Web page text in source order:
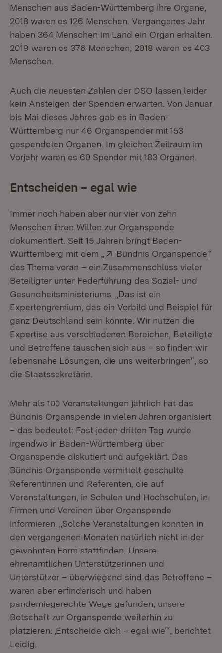
Menschen aus Baden-Württemberg ihre Organe,
2018 waren es 126 Menschen. Vergangenes Jahr
haben 364 Menschen im Land ein Organ erhalten.
2019 waren es 376 Menschen, 2018 waren es 403
Menschen.
Auch die neuesten Zahlen der DSO lassen leider
kein Ansteigen der Spenden erwarten. Von Januar
bis Mai dieses Jahres gab es in Baden-
Württemberg nur 46 Organspender mit 153
gespendeten Organen. Im gleichen Zeitraum im
Vorjahr waren es 60 Spender mit 183 Organen.
Entscheiden – egal wie
Immer noch haben aber nur vier von zehn
Menschen ihren Willen zur Organspende
dokumentiert. Seit 15 Jahren bringt Baden-
Württemberg mit dem „
Extern:
Bündnis Organspende“
das Thema voran – ein Zusammenschluss vieler
Beteiligter unter Federführung des Sozial- und
Gesundheitsministeriums. „Das ist ein
Expertengremium, das ein Vorbild und Beispiel für
ganz Deutschland sein könnte. Wir nutzen die
Expertise aus verschiedenen Bereichen, Beteiligte
und Betroffene tauschen sich aus – so finden wir
lebensnahe Lösungen, die uns weiterbringen“, so
die Staatssekretärin.
Mehr als 100 Veranstaltungen jährlich hat das
Bündnis Organspende in vielen Jahren organisiert
– das bedeutet: Fast jeden dritten Tag wurde
irgendwo in Baden-Württemberg über
Organspende diskutiert und aufgeklärt. Das
Bündnis Organspende vermittelt geschulte
Referentinnen und Referenten, die auf
Veranstaltungen, in Schulen und Hochschulen, in
Firmen und Vereinen über Organspende
informieren. „Solche Veranstaltungen konnten in
den vergangenen Monaten natürlich nicht in der
gewohnten Form stattfinden. Unsere
ehrenamtlichen Unterstützerinnen und
Unterstützer – überwiegend sind das Betroffene –
waren aber erfinderisch und haben
pandemiegerechte Wege gefunden, unsere
Botschaft zur Organspende weiterhin zu
platzieren: ‚Entscheide dich – egal wie‘“, berichtet
Leidig.